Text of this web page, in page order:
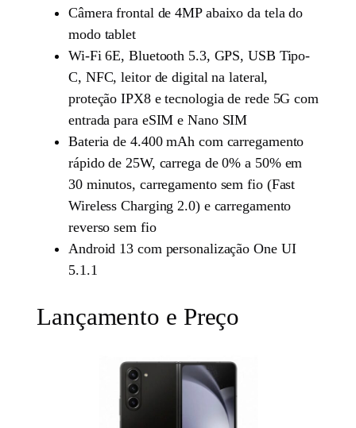
Câmera frontal de 4MP abaixo da tela do
modo tablet
Wi-Fi 6E, Bluetooth 5.3, GPS, USB Tipo-
C, NFC, leitor de digital na lateral,
proteção IPX8 e tecnologia de rede 5G com
entrada para eSIM e Nano SIM
Bateria de 4.400 mAh com carregamento
rápido de 25W, carrega de 0% a 50% em
30 minutos, carregamento sem fio (Fast
Wireless Charging 2.0) e carregamento
reverso sem fio
Android 13 com personalização One UI
5.1.1
Lançamento e Preço